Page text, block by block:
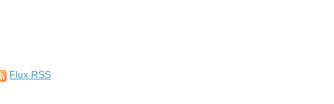
Flux RSS